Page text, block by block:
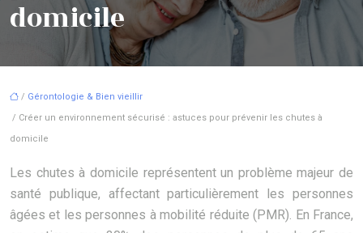
domicile
/ Gérontologie & Bien vieillir
/ Créer un environnement sécurisé : astuces pour prévenir les chutes à
domicile
Les chutes à domicile représentent un problème majeur de
santé publique, affectant particulièrement les personnes
âgées et les personnes à mobilité réduite (PMR). En France,